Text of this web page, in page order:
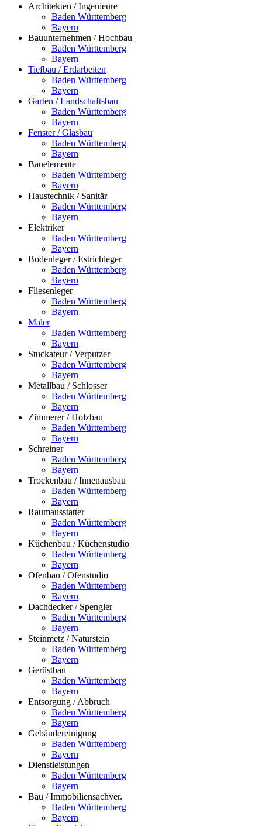
Architekten / Ingenieure
Baden Württemberg
Bayern
Bauunternehmen / Hochbau
Baden Württemberg
Bayern
Tiefbau / Erdarbeiten
Baden Württemberg
Bayern
Garten / Landschaftsbau
Baden Württemberg
Bayern
Fenster / Glasbau
Baden Württemberg
Bayern
Bauelemente
Baden Württemberg
Bayern
Haustechnik / Sanitär
Baden Württemberg
Bayern
Elektriker
Baden Württemberg
Bayern
Bodenleger / Estrichleger
Baden Württemberg
Bayern
Fliesenleger
Baden Württemberg
Bayern
Maler
Baden Württemberg
Bayern
Stuckateur / Verputzer
Baden Württemberg
Bayern
Metallbau / Schlosser
Baden Württemberg
Bayern
Zimmerer / Holzbau
Baden Württemberg
Bayern
Schreiner
Baden Württemberg
Bayern
Trockenbau / Innenausbau
Baden Württemberg
Bayern
Raumausstatter
Baden Württemberg
Bayern
Küchenbau / Küchenstudio
Baden Württemberg
Bayern
Ofenbau / Ofenstudio
Baden Württemberg
Bayern
Dachdecker / Spengler
Baden Württemberg
Bayern
Steinmetz / Naturstein
Baden Württemberg
Bayern
Gerüstbau
Baden Württemberg
Bayern
Entsorgung / Abbruch
Baden Württemberg
Bayern
Gebäudereinigung
Baden Württemberg
Bayern
Dienstleistungen
Baden Württemberg
Bayern
Bau / Immobiliensachver.
Baden Württemberg
Bayern